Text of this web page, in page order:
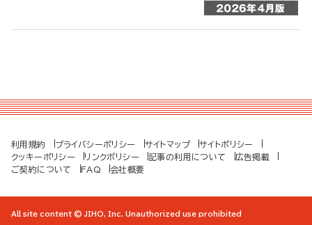
利用規約 プライバシーポリシー サイトマップ
サイトポリシー
クッキーポリシー
リンクポリシー 記事の利用について
広告掲載
ご契約について
FAQ 会社概要
All site content © JIHO, Inc. Unauthorized use prohibited